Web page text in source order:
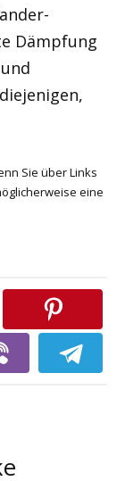
Dämpfung
Sie über Links
eine